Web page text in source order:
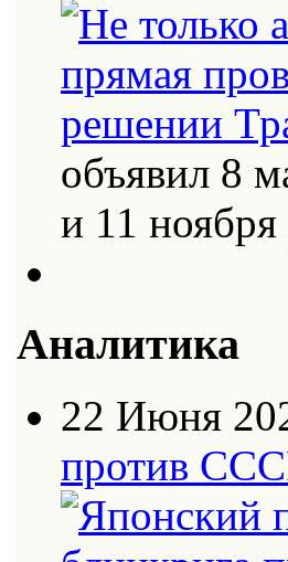
объявил 8
и 11
Аналитика
22 Июня
против